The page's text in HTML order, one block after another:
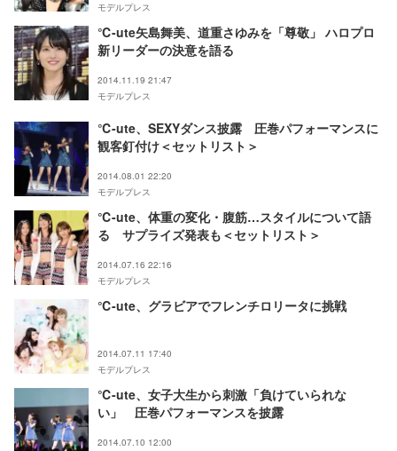
モデルプレス
℃-ute矢島舞美、道重さゆみを「尊敬」 ハロプロ
新リーダーの決意を語る
2014.11.19 21:47
モデルプレス
℃-ute、SEXYダンス披露 圧巻パフォーマンスに
観客釘付け＜セットリスト＞
2014.08.01 22:20
モデルプレス
℃-ute、体重の変化・腹筋…スタイルについて語
る サプライズ発表も＜セットリスト＞
2014.07.16 22:16
モデルプレス
℃-ute、グラビアでフレンチロリータに挑戦
2014.07.11 17:40
モデルプレス
℃-ute、女子大生から刺激「負けていられな
い」 圧巻パフォーマンスを披露
2014.07.10 12:00